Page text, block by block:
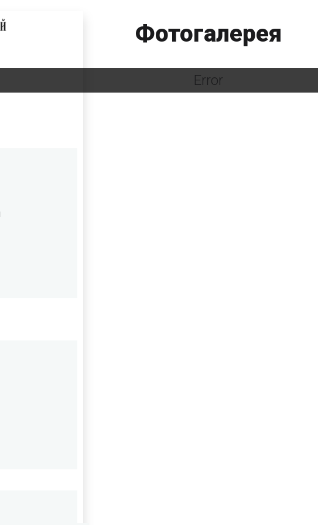
Фотогалерея
Error